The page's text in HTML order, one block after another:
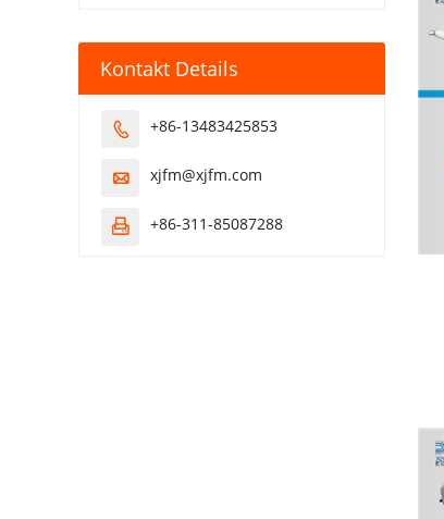
Kontakt Details
 +86-13483425853
 xjfm@xjfm.com
 +86-311-85087288